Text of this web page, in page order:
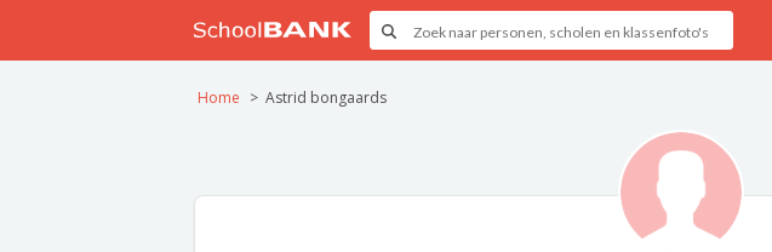
Home Astrid bongaards